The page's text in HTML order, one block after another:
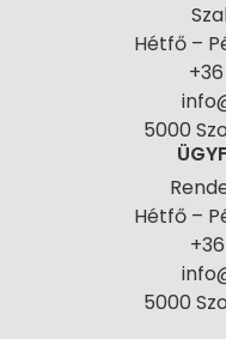
Hétfő –
5000
Hétfő –
5000